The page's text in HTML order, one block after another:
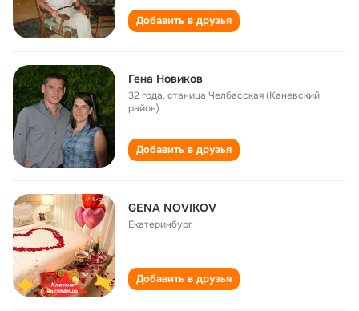
Добавить в друзья
Гена Новиков
32 года,станица Челбасская (Каневский
район)
Добавить в друзья
GENA NOVIKOV
Екатеринбург
Добавить в друзья